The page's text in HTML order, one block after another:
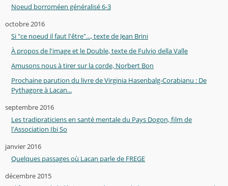
Noeud borroméen généralisé 6-3
octobre 2016
Si "ce noeud il faut l'être"..., texte de Jean Brini
À propos de l'image et le Double, texte de Fulvio della Valle
Amusons nous à tirer sur la corde, Norbert Bon
Prochaine parution du livre de Virginia Hasenbalg-Corabianu : De
Pythagore à Lacan...
septembre 2016
Les tradipraticiens en santé mentale du Pays Dogon, film de
l'Association Ibi So
janvier 2016
Quelques passages où Lacan parle de FREGE
décembre 2015